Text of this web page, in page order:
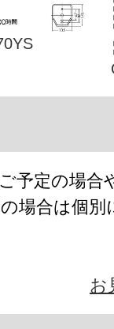
予定の場合
場合は個別
お